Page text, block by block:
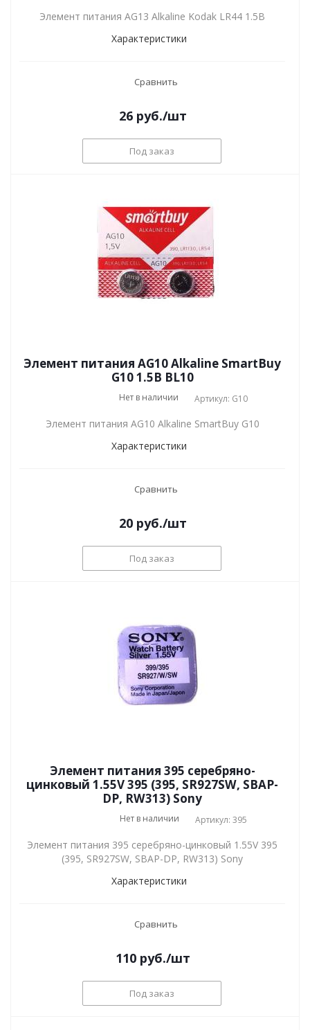
Элемент питания AG13 Alkaline Kodak LR44 1.5В
Характеристики
Сравнить
26руб./шт
Под заказ
Элемент питания AG10 Alkaline SmartBuy
G10 1.5В BL10
Нет в наличии Артикул: G10
Элемент питания AG10 Alkaline SmartBuy G10
Характеристики
Сравнить
20руб./шт
Под заказ
Элемент питания 395 серебряно-
цинковый 1.55V 395 (395, SR927SW, SBAP-
DP, RW313) Sony
Нет в наличии Артикул: 395
Элемент питания 395 серебряно-цинковый 1.55V 395
(395, SR927SW, SBAP-DP, RW313) Sony
Характеристики
Сравнить
110руб./шт
Под заказ